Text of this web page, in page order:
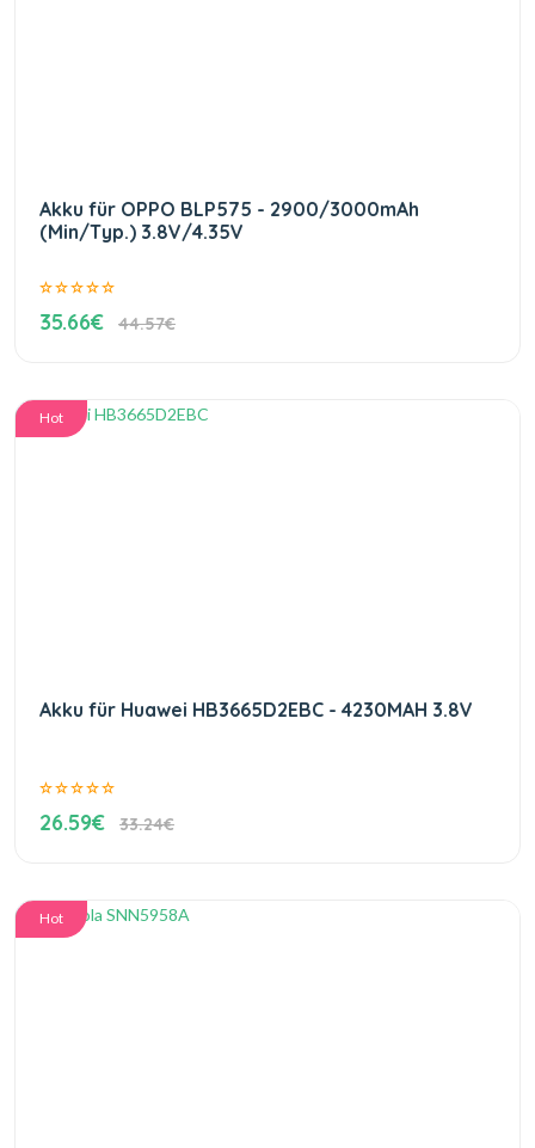
Akku für OPPO BLP575 - 2900/3000mAh
(Min/Typ.) 3.8V/4.35V
35.66€ 44.57€
Hot
Akku für Huawei HB3665D2EBC - 4230MAH 3.8V
26.59€ 33.24€
Hot